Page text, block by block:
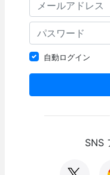
自動ログイン
SNS